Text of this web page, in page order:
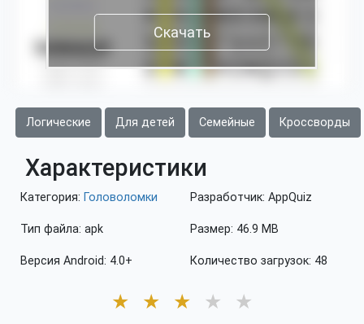
Скачать
Логические Для детей Семейные Кроссворды
Характеристики
Категория: Головоломки
Тип файла: apk
Версия Android: 4.0+
Разработчик: AppQuiz
Размер: 46.9 MB
Количество загрузок: 48
★ ★ ★ ★ ★